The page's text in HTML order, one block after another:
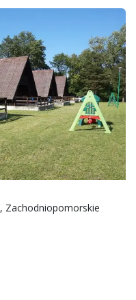
Zachodniopomorskie